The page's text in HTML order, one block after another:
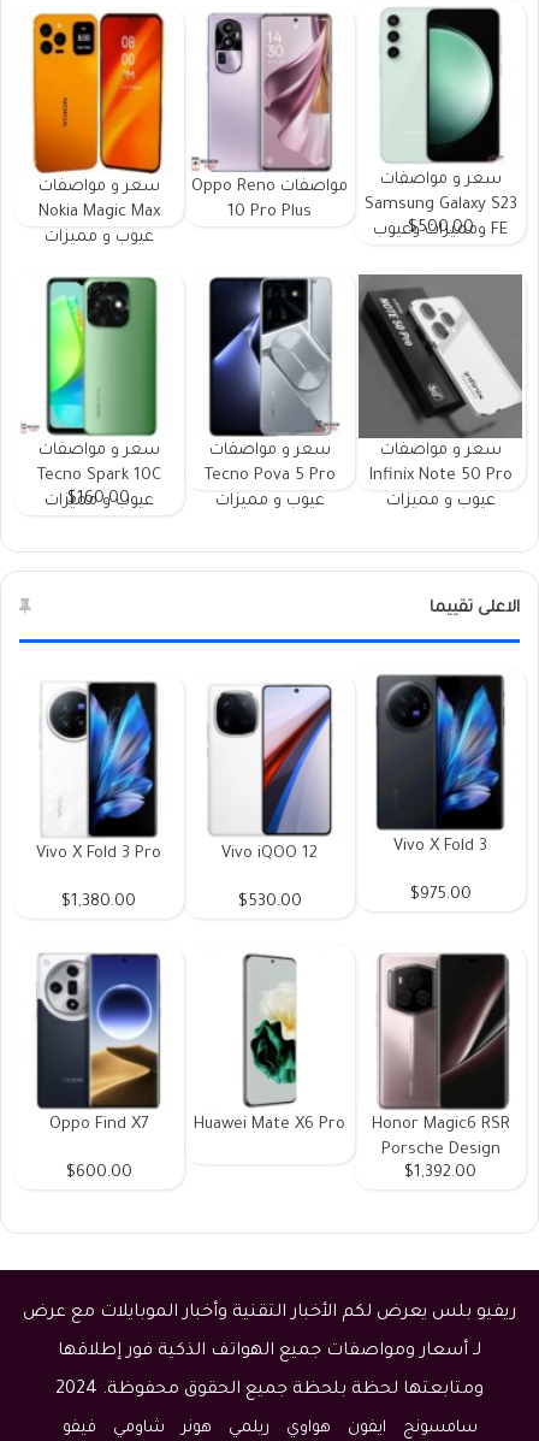
سعر و مواصفات
Samsung Galaxy S23
FE ومميزات وعيوب
$500.00
مواصفات Oppo Reno
10 Pro Plus
سعر و مواصفات
Nokia Magic Max
عيوب و مميزات
سعر و مواصفات
Infinix Note 50 Pro
عيوب و مميزات
سعر و مواصفات
Tecno Pova 5 Pro
عيوب و مميزات
سعر و مواصفات
Tecno Spark 10C
عيوب و مميزات
$160.00
الاعلى تقييما
Vivo X Fold 3
$975.00
Vivo iQOO 12
$530.00
Vivo X Fold 3 Pro
$1,380.00
Honor Magic6 RSR
Porsche Design
$1,392.00
Huawei Mate X6 Pro
Oppo Find X7
$600.00
ريفيو بلس يعرض لكم الأخبار التقنية وأخبار الموبايلات مع عرض
لـ أسعار ومواصفات جميع الهواتف الذكية فور إطلاقها
ومتابعتها لحظة بلحظة جميع الحقوق محفوظة. 2024
سامسونج ايفون هواوي ريلمي هونر شاومي فيفو